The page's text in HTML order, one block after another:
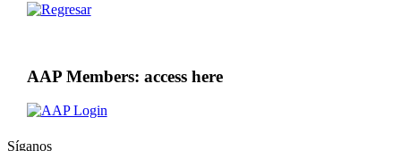
AAP Members: access here
Síganos